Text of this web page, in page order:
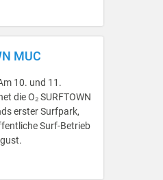
MUC
10. und 11.
die O₂ SURFTOWN
erster Surfpark,
Surf-Betrieb